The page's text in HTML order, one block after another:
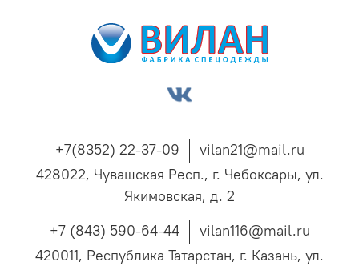
+7(8352) 22-37-09
vilan21@mail.ru
428022, Чувашская Респ., г. Чебоксары, ул.
Якимовская, д. 2
+7 (843) 590-64-44
vilan116@mail.ru
420011, Республика Татарстан, г. Казань, ул.